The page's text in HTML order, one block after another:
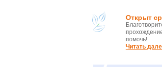
Открыт
помочь!
Читать